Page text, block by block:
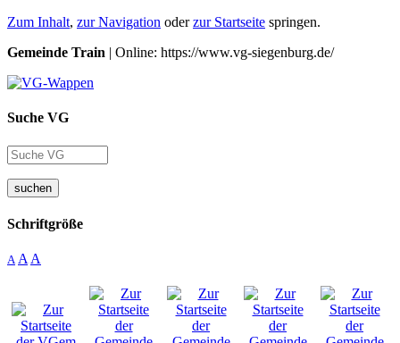
Zum Inhalt, zur Navigation oderzur Startseite springen.
Gemeinde Train | Online: https://www.vg-siegenburg.de/
Suche VG
suchen
Schriftgröße
A A A